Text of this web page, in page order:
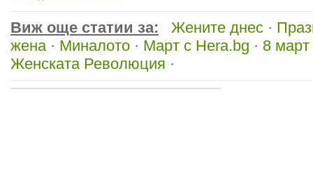
Виж още статии за: Жените днес ·
жена· Миналото · Март с Hera.bg · 8 март
Женската Революция ·